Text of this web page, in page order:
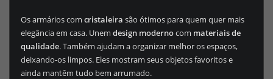
Os armários com cristaleira são ótimos para quem quer mais
elegância em casa. Unem design modernocom materiais de
qualidade. Também ajudam a organizar melhor os espaços,
deixando-os limpos. Eles mostram seus objetos favoritos e
ainda mantêm tudo bem arrumado.